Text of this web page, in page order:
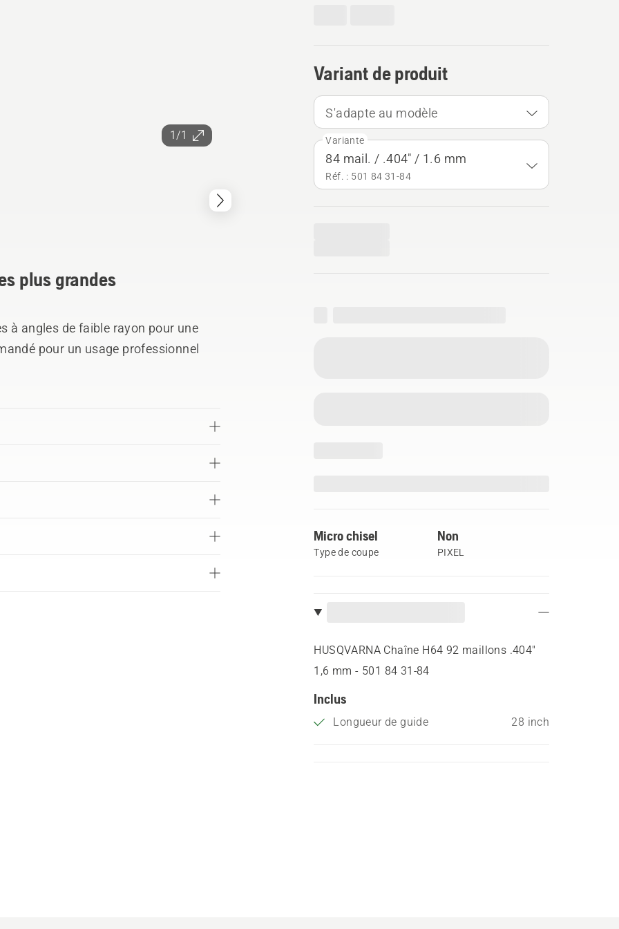
1/1
Variant de produit
S'adapte au modèle
Variante
84 mail. / .404" / 1.6 mm
Réf. : 501 84 31‑84
Micro chisel
Type de coupe
Non
PIXEL
HUSQVARNA Chaîne H64 92 maillons .404"
1,6 mm - 501 84 31‑84
Inclus
Longueur de guide 28 inch
plus grandes
à angles de faible rayon pour une
pour un usage professionnel